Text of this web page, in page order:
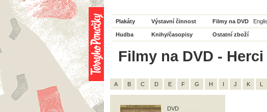
Plakáty Výstavní činnost Filmy na DVD
Hudba Knihy/časopisy Ostatní zboží
Filmy na DVD -
A B C D E F G H I J K L
DVD